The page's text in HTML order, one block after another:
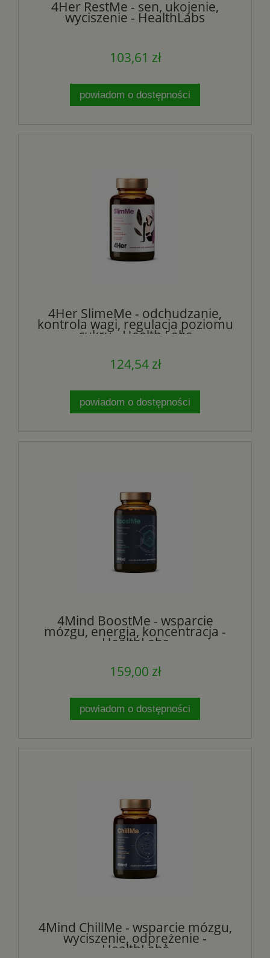
4Her RestMe - sen, ukojenie,
wyciszenie - HealthLabs
103,61 zł
powiadom o dostępności
4Her SlimeMe - odchudzanie,
kontrola wagi, regulacja poziomu
cukru - Health Labs
124,54 zł
powiadom o dostępności
4Mind BoostMe - wsparcie
mózgu, energia, koncentracja -
HealthLabs
159,00 zł
powiadom o dostępności
4Mind ChillMe - wsparcie mózgu,
wyciszenie, odprężenie -
HealthLabs